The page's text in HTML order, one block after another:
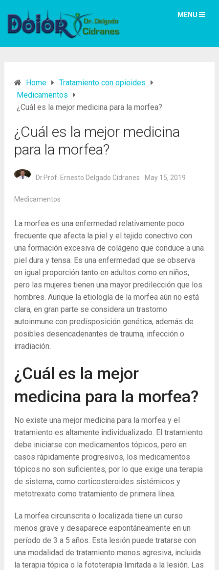
MENU
Home
Tratamiento con opioides
Medicamentos
¿Cuál es la mejor medicina para la morfea?
¿Cuál es la mejor medicina
para la morfea?
Dr.Prof. Ernesto Delgado Cidranes May 15, 2019
Medicamentos
La morfea es una enfermedad relativamente poco
frecuente que afecta la piel y el tejido conectivo con
una formación excesiva de colágeno que conduce a una
piel dura y tensa. Es una enfermedad que se observa
en igual proporción tanto en adultos como en niños,
pero las mujeres tienen una mayor predilección que los
hombres. Aunque la etiología de la morfea aún no está
clara, en gran parte se considera un trastorno
autoinmune con predisposición genética, además de
posibles desencadenantes de trauma, infección o
irradiación.
¿Cuál es la mejor
medicina para la morfea?
No existe una mejor medicina para la morfea y el
tratamiento es altamente individualizado. El tratamiento
debe iniciarse con medicamentos tópicos, pero en
casos rápidamente progresivos, los medicamentos
tópicos no son suficientes, por lo que exige una terapia
de sistema, como corticosteroides sistémicos y
metotrexato como tratamiento de primera línea.
La morfea circunscrita o localizada tiene un curso
menos grave y desaparece espontáneamente en un
período de 3 a 5 años. Esta lesión puede tratarse con
una modalidad de tratamiento menos agresiva, incluida
la terapia tópica o la fototerapia limitada a la lesión. Las